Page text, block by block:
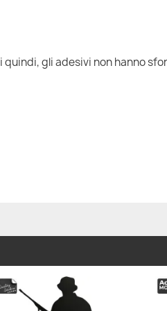
quindi, gli adesivi non hanno